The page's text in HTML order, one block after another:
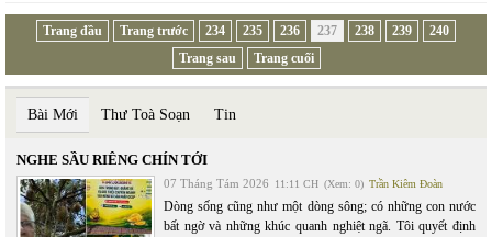
Trang đầu Trang trước 234 235 236 237 238 239
240
Trang sau
Trang cuối
Bài Mới Thư Toà Soạn Tin
NGHE SẦU RIÊNG CHÍN TỚI
07 Tháng Tám 2026 11:11 CH (Xem: 0) Trần Kiêm Đoàn
Dòng sống cũng như một dòng sông; có những con nước
bất ngờ và những khúc quanh nghiệt ngã. Tôi quyết định